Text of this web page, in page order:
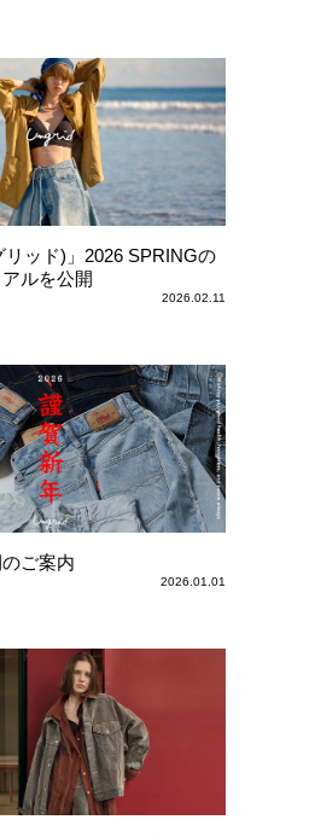
リッド)」2026 SPRINGの
ルを公開
2026.02.11
ご案内
2026.01.01